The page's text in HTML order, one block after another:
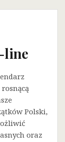
line
Polski,
oraz